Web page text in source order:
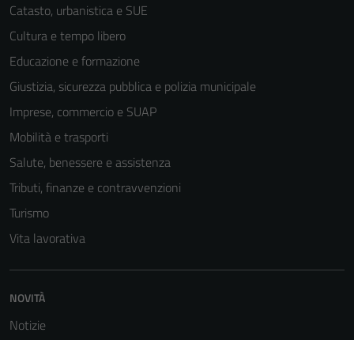
Catasto, urbanistica e SUE
Cultura e tempo libero
Educazione e formazione
Giustizia, sicurezza pubblica e polizia municipale
Imprese, commercio e SUAP
Mobilità e trasporti
Salute, benessere e assistenza
Tributi, finanze e contravvenzioni
Turismo
Vita lavorativa
NOVITÀ
Notizie